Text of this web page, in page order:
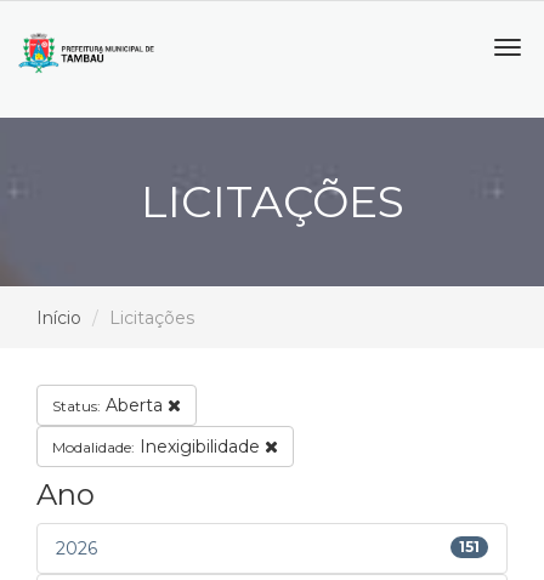
LICITAÇÕES
Início Licitações
Status: Aberta
Modalidade: Inexigibilidade
Ano
2026 151